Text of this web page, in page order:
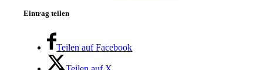
Eintrag teilen
Teilen auf Facebook